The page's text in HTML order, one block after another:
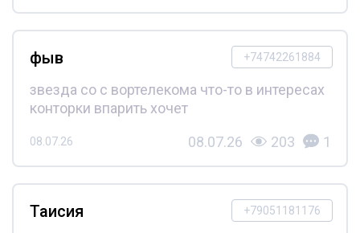
+74742261884
фыв
звезда со с вортелекома что-то в интересах
конторки впарить хочет
08.07.26 08.07.26 203 1
+79051181176
Таисия